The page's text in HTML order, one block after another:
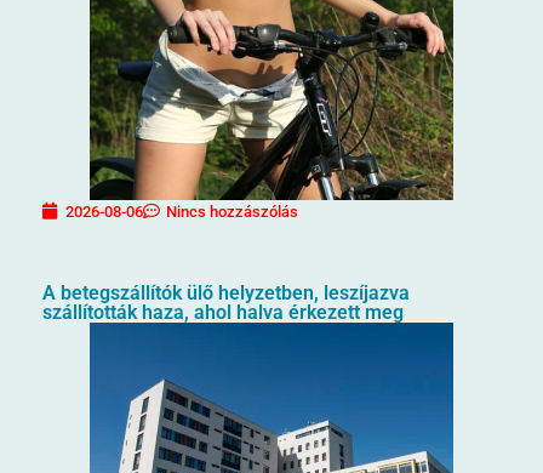
2026-08-06 Nincs hozzászólás
A betegszállítók ülő helyzetben, leszíjazva
szállították haza, ahol halva érkezett meg